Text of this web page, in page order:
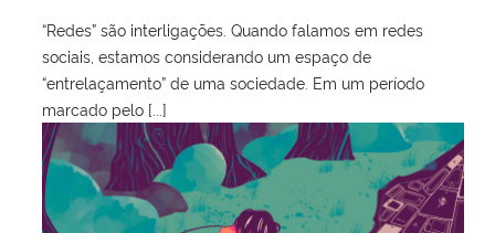
“Redes” são interligações. Quando falamos em redes
sociais, estamos considerando um espaço de
“entrelaçamento” de uma sociedade. Em um período
marcado pelo [...]